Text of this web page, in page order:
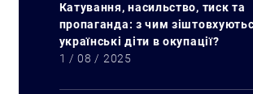
Катування, насильство, тиск та
пропаганда: з чим
українські діти в окупації?
1 / 08 / 2025